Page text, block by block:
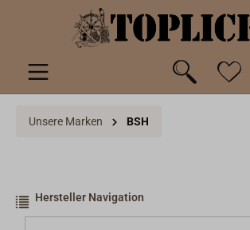
springen
Unsere Marken BSH
Hersteller Navigation